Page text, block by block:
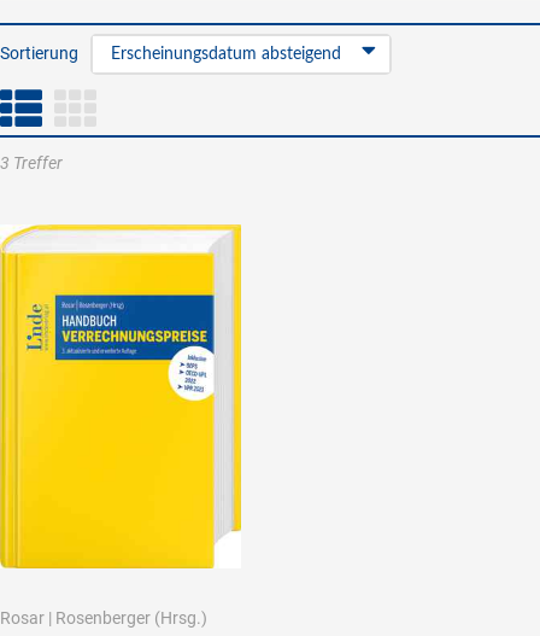
Sortierung Erscheinungsdatum absteigend
3 Treffer
Rosar | Rosenberger (Hrsg.)